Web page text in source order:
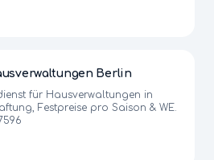
Berlin
für Hausverwaltungen in
Festpreise pro Saison & WE.